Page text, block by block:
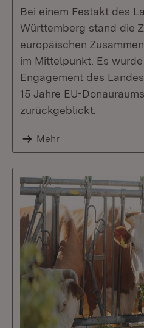
Bei einem Festakt des
Württemberg stand die
europäischen
im Mittelpunkt. Es
Engagement des
15 Jahre EU-
zurückgeblickt.
Mehr